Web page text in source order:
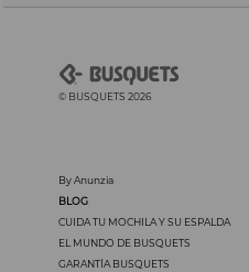
© BUSQUETS 2026
By Anunzia
BLOG
CUIDA TU MOCHILA Y SU ESPALDA
EL MUNDO DE BUSQUETS
GARANTÍA BUSQUETS